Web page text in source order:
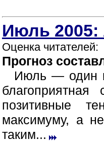
Июль 2005:
Оценка читателей:
Прогноз
Июль — один
позитивные
максимуму, а
таким...